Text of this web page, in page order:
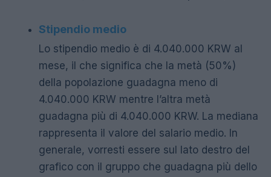
Stipendio medio
Lo stipendio medio è di 4.040.000 KRW al
mese, il che significa che la metà (50%)
della popolazione guadagna meno di
4.040.000 KRW mentre l’altra metà
guadagna più di 4.040.000 KRW. La mediana
rappresenta il valore del salario medio. In
generale, vorresti essere sul lato destro del
grafico con il gruppo che guadagna più dello